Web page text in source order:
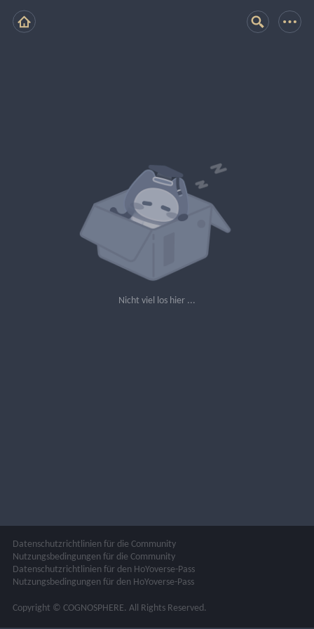
Nicht viel los hier ...
Datenschutzrichtlinien für die Community
Nutzungsbedingungen für die Community
Datenschutzrichtlinien für den HoYoverse-Pass
Nutzungsbedingungen für den HoYoverse-Pass
Copyright © COGNOSPHERE. All Rights Reserved.